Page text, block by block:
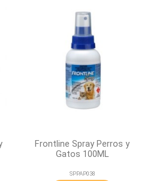
Frontline Spray Perros y
Gatos 100ML
SPPAP038